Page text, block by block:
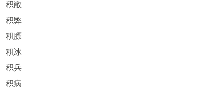
积敝
积弊
积膘
积冰
积兵
积病